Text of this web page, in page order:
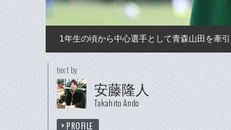
1年生の頃から中心選手として青森山田を牽
text by
安藤隆人
Takahito Ando
PROFILE